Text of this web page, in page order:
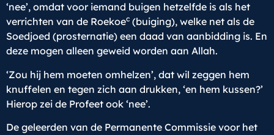
‘nee’, omdat voor iemand buigen hetzelfde is als het
verrichten van de Roekoec (buiging), welke net als de
Soedjoed (prosternatie) een daad van aanbidding is. En
deze mogen alleen geweid worden aan Allah.
‘Zou hij hem moeten omhelzen’, dat wil zeggen hem
knuffelen en tegen zich aan drukken, ‘en hem kussen?’
Hierop zei de Profeet ook ‘nee’.
De geleerden van de Permanente Commissie voor het